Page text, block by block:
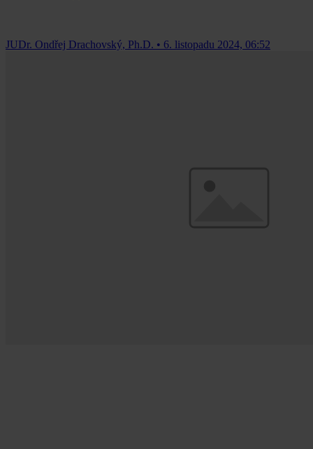
JUDr. Ondřej Drachovský, Ph.D. • 6. listopadu 2024, 06:52